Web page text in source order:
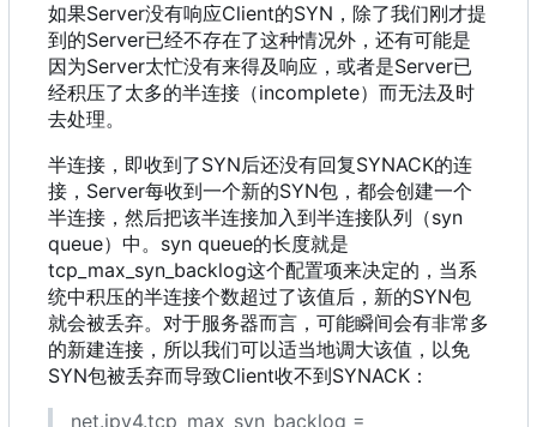
如果Server没有响应Client的SYN ， 除了我们刚才提
到的Server已经不存在了这种情况外 ， 还有可能是
因为Server太忙没有来得及响应 ， 或者是Server已
经积压了太多的半连接 （incomplete） 而无法及时
去处理。
半连接 ， 即收到了SYN后还没有回复SYNACK的连
接 ， Server每收到一个新的SYN包 ， 都会创建一个
半连接 ， 然后把该半连接加入到半连接队列 （syn
queue） 中。syn queue的长度就是
tcp_max_syn_backlog这个配置项来决定的 ， 当系
统中积压的半连接个数超过了该值后 ， 新的SYN包
就会被丢弃。对于服务器而言 ， 可能瞬间会有非常多
的新建连接 ， 所以我们可以适当地调大该值 ， 以免
SYN包被丢弃而导致Client收不到SYNACK ：
net.ipv4.tcp_max_syn_backlog =